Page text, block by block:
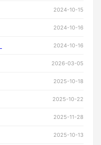
2024-10-15
2024-10-16
2024-10-16
2026-03-05
2025-10-18
2025-10-22
2025-11-28
2025-10-13